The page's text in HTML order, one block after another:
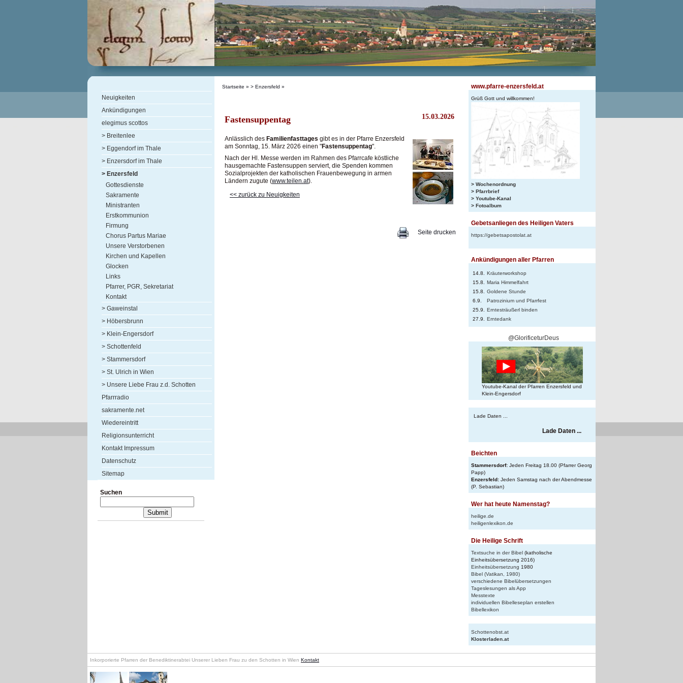
Neuigkeiten
Ankündigungen
elegimus scottos
> Breitenlee
> Eggendorf im Thale
> Enzersdorf im Thale
> Enzersfeld
Gottesdienste
Sakramente
Ministranten
Erstkommunion
Firmung
Chorus Partus Mariae
Unsere Verstorbenen
Kirchen und Kapellen
Glocken
Links
Pfarrer, PGR, Sekretariat
Kontakt
> Gaweinstal
> Höbersbrunn
> Klein-Engersdorf
> Schottenfeld
> Stammersdorf
> St. Ulrich in Wien
> Unsere Liebe Frau z.d. Schotten
Pfarrradio
sakramente.net
Wiedereintritt
Religionsunterricht
Kontakt Impressum
Datenschutz
Sitemap
Suchen
Startseite » > Enzersfeld »
15.03.2026
Fastensuppentag
Anlässlich des Familienfasttages gibt es in der Pfarre Enzersfeld
am Sonntag, 15. März 2026 einen "Fastensuppentag".
Nach der Hl. Messe werden im Rahmen des Pfarrcafe köstliche
hausgemachte Fastensuppen serviert, die Spenden kommen
Sozialprojekten der katholischen Frauenbewegung in armen
Ländern zugute (www.teilen.at).
<< zurück zu Neuigkeiten
Seite drucken
www.pfarre-enzersfeld.at
Grüß Gott und willkommen!
> Wochenordnung
> Pfarrbrief
> Youtube-Kanal
> Fotoalbum
Gebetsanliegen des Heiligen Vaters
https://gebetsapostolat.at
Ankündigungen aller Pfarren
14.8.
Kräuterworkshop
15.8.
Maria Himmelfahrt
15.8.
Goldene Stunde
6.9.
Patrozinium und Pfarrfest
25.9.
Erntesträußerl binden
27.9.
Erntedank
@GlorificeturDeus
Youtube-Kanal der Pfarren Enzersfeld und
Klein-Engersdorf
Lade Daten ...
Lade Daten ...
Beichten
Stammersdorf: Jeden Freitag 18.00 (Pfarrer Georg
Papp)
Enzersfeld: Jeden Samstag nach der Abendmesse
(P. Sebastian)
Wer hat heute Namenstag?
heilige.de
heiligenlexikon.de
Die Heilige Schrift
Textsuche in der Bibel (katholische
Einheitsübersetzung 2016)
Einheitsübersetzung 1980
Bibel (Vatikan, 1980)
verschiedene Bibelübersetzungen
Tageslesungen als App
Messtexte
individuellen Bibelleseplan erstellen
Bibellexikon
Schottenobst.at
Klosterladen.at
Inkorporierte Pfarren der Benediktinerabtei Unserer Lieben Frau zu den Schotten in Wien Kontakt